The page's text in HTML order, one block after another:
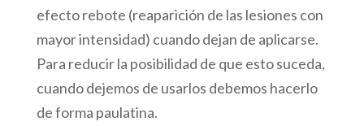
efecto rebote (reaparición de las lesiones con
mayor intensidad) cuando dejan de aplicarse.
Para reducir la posibilidad de que esto suceda,
cuando dejemos de usarlos debemos hacerlo
de forma paulatina.